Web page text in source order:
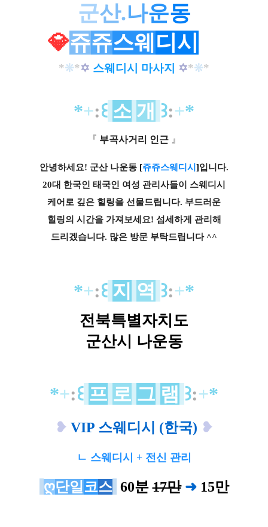
군산.나운동
💎쥬쥬스웨 디시
*❊*✡ 스웨디시 마사지 ✡*❊*
*+:꒰ 소 개 ꒱:+*
『 부곡사거리 인근 』
안녕하세요! 군산 나운동 [쥬쥬스웨디시]입니다.
20대 한국인 태국인 여성 관리사들이 스웨디시
케어로 깊은 힐링을 선물드립니다. 부드러운
힐링의 시간을 가져보세요! 섬세하게 관리해
드리겠습니다. 많은 방문 부탁드립니다 ^^
*+:꒰ 지 역 ꒱:+*
전북특별자치도
군산시 나운동
*+:꒰ 프 로 그 램 ꒱:+*
❥ VIP 스웨디시 (한국) ❥
ㄴ 스웨디시 + 전신 관리
ღ단일 코스 60분 17만 ➜ 15만